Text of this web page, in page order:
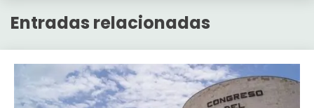
Entradas relacionadas